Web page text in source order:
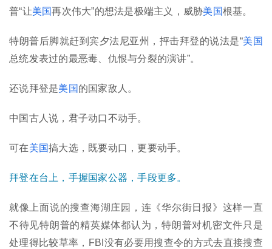
普“让美国再次伟大”的想法是极端主义，威胁美国根基。
特朗普后脚就赶到宾夕法尼亚州，抨击拜登的说法是“美国
总统发表过的最恶毒、仇恨与分裂的演讲”。
还说拜登是美国 的国家敌人。
中国古人说，君子动口不动手。
可在美国搞大选，既要动口，更要动手。
拜登在台上，手握国家公器，手段更多。
就像上面说的搜查海湖庄园，连《华尔街日报》这样一直
不待见特朗普的精英媒体都认为，特朗普对机密文件只是
处理得比较草率，FBI没有必要用搜查令的方式去直接搜查